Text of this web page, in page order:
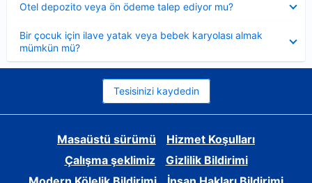
Otel depozito veya ön ödeme talep ediyor mu?
Bir çocuk için ilave yatak veya bebek karyolası almak
mümkün mü?
Tesisinizi kaydedin
Masaüstü sürümü
Hizmet Koşulları
Çalışma şeklimiz
Gizlilik Bildirimi